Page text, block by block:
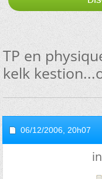
TP en
kelk
06/12/2006, 20h07